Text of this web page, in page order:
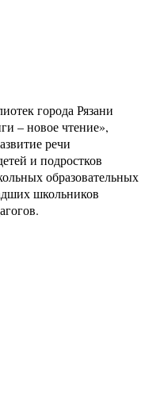
города Рязани
– новое чтение»,
речи
и подростков
образовательных
школьников